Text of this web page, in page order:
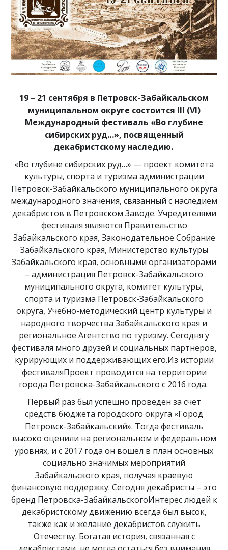
19 – 21 сентября в Петровск-Забайкальском
муниципальном округе состоится III (VI)
Международный фестиваль «Во глубине
сибирских руд…», посвященный
декабристскому наследию.
«Во глубине сибирских руд…» — проект комитета
культуры, спорта и туризма администрации
Петровск-Забайкальского муниципального округа
международного значения, связанный с наследием
декабристов в Петровском Заводе. Учредителями
фестиваля являются Правительство
Забайкальского края, Законодательное Собрание
Забайкальского края, Министерство культуры
Забайкальского края, основными организаторами
– администрация Петровск-Забайкальского
муниципального округа, комитет культуры,
спорта и туризма Петровск-Забайкальского
округа, Учебно-методический центр культуры и
народного творчества Забайкальского края и
региональное Агентство по туризму. Сегодня у
фестиваля много друзей и социальных партнеров,
курирующих и поддерживающих его.Из истории
фестиваляПроект проводится на территории
города Петровска-Забайкальского с 2016 года.
Первый раз был успешно проведен за счет
средств бюджета городского округа «Город
Петровск-Забайкальский». Тогда фестиваль
высоко оценили на региональном и федеральном
уровнях, и с 2017 года он вошёл в план основных
социально значимых мероприятий
Забайкальского края, получая краевую
финансовую поддержку. Сегодня декабристы – это
бренд Петровска-ЗабайкальскогоИнтерес людей к
декабристскому движению всегда был высок,
также как и желание декабристов служить
Отечеству. Богатая история, связанная с